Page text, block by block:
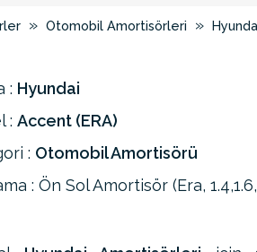
» Otomobil Amortisörleri »
: Hyundai
: Accent (ERA)
: Otomobil Amortisörü
: Ön Sol Amortisör (Era,